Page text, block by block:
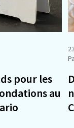
pour les
au